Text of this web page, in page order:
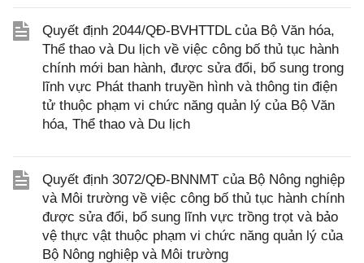
Quyết định 2044/QĐ-BVHTTDL của Bộ Văn hóa,
Thể thao và Du lịch về việc công bố thủ tục hành
chính mới ban hành, được sửa đổi, bổ sung trong
lĩnh vực Phát thanh truyền hình và thông tin điện
tử thuộc phạm vi chức năng quản lý của Bộ Văn
hóa, Thể thao và Du lịch
Quyết định 3072/QĐ-BNNMT của Bộ Nông nghiệp
và Môi trường về việc công bố thủ tục hành chính
được sửa đổi, bổ sung lĩnh vực trồng trọt và bảo
vệ thực vật thuộc phạm vi chức năng quản lý của
Bộ Nông nghiệp và Môi trường